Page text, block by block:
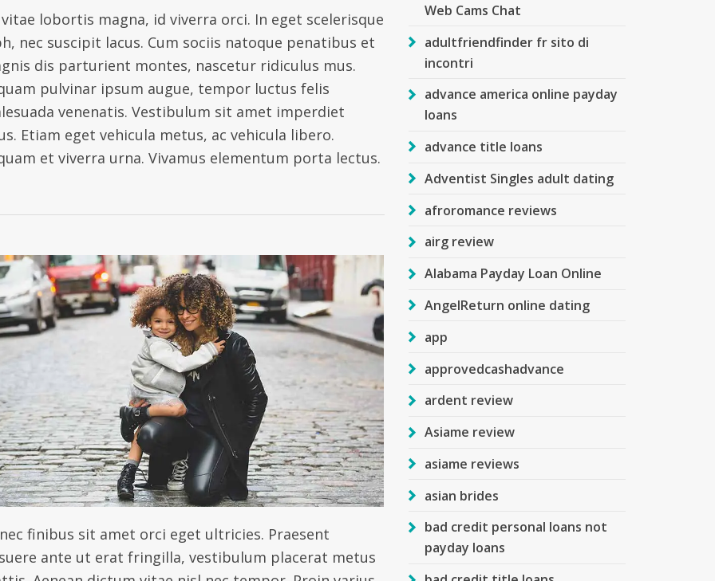
lobortis magna, id viverra orci. In eget scelerisque
nec suscipit lacus. Cum sociis natoque penatibus et
dis parturient montes, nascetur ridiculus mus.
pulvinar ipsum augue, tempor luctus felis
venenatis. Vestibulum sit amet imperdiet
Etiam eget vehicula metus, ac vehicula libero.
et viverra urna. Vivamus elementum porta lectus.
finibus sit amet orci eget ultricies. Praesent
ante ut erat fringilla, vestibulum placerat metus
Web Cams Chat
adultfriendfinder fr sito di
incontri
advance america online payday
loans
advance title loans
Adventist Singles adult dating
afroromance reviews
airg review
Alabama Payday Loan Online
AngelReturn online dating
app
approvedcashadvance
ardent review
Asiame review
asiame reviews
asian brides
bad credit personal loans not
payday loans